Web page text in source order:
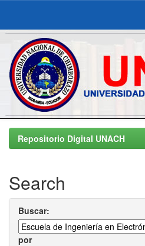
Skip
navigationRepositorio Digital UNACH
Search
Buscar:
por